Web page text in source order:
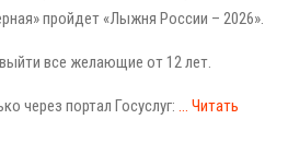
пройдет «Лыжня России – 2026».
все желающие от 12 лет.
через портал Госуслуг: ... Читать